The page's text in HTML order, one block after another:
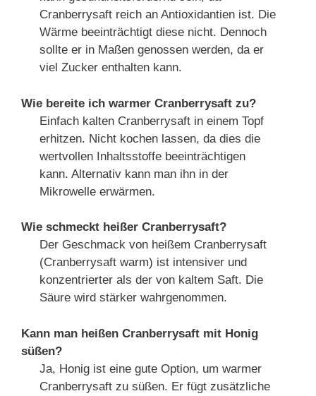
Cranberrysaft reich an Antioxidantien ist. Die
Wärme beeinträchtigt diese nicht. Dennoch
sollte er in Maßen genossen werden, da er
viel Zucker enthalten kann.
Wie bereite ich warmer Cranberrysaft zu?
Einfach kalten Cranberrysaft in einem Topf
erhitzen. Nicht kochen lassen, da dies die
wertvollen Inhaltsstoffe beeinträchtigen
kann. Alternativ kann man ihn in der
Mikrowelle erwärmen.
Wie schmeckt heißer Cranberrysaft?
Der Geschmack von heißem Cranberrysaft
(Cranberrysaft warm) ist intensiver und
konzentrierter als der von kaltem Saft. Die
Säure wird stärker wahrgenommen.
Kann man heißen Cranberrysaft mit Honig
süßen?
Ja, Honig ist eine gute Option, um warmer
Cranberrysaft zu süßen. Er fügt zusätzliche